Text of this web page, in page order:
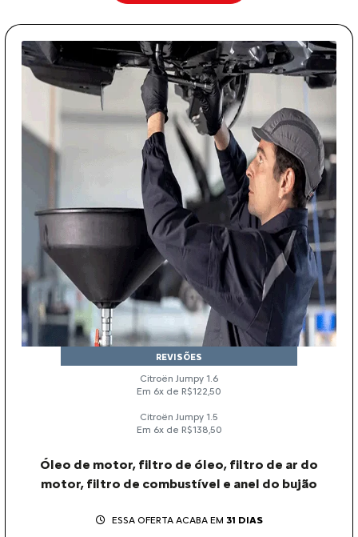
Óleo de motor, filtro de óleo, filtro de ar do
motor, filtro de combustível e anel do bujão
REVISÕES
Citroën Jumpy 1.6
Em 6x de R$122,50
Citroën Jumpy 1.5
Em 6x de R$138,50
ESSA OFERTA ACABA EM 31 DIAS